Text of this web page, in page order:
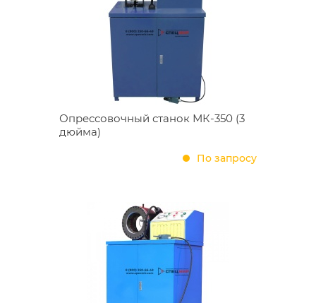
Опрессовочный станок МК-350 (3
дюйма)
По запросу